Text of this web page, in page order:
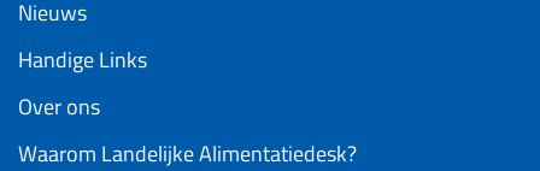
Nieuws
Handige Links
Over ons
Waarom Landelijke Alimentatiedesk?